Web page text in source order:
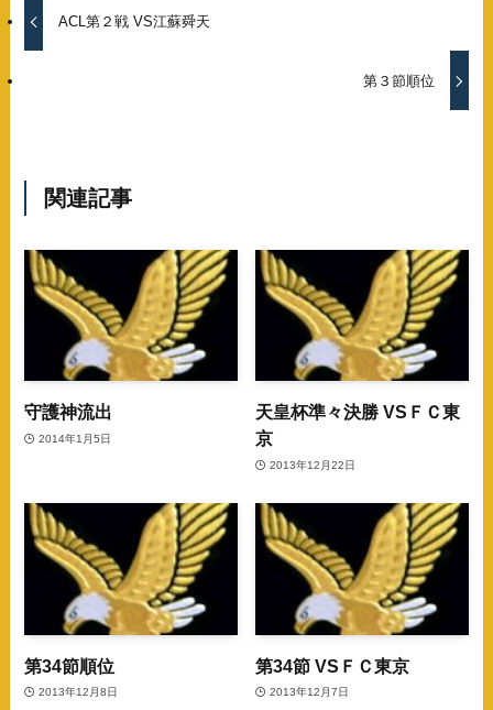
ACL第２戦 VS江蘇舜天
第３節順位
関連記事
守護神流出
2014年1月5日
天皇杯準々決勝 VSＦＣ東
京
2013年12月22日
第34節順位
2013年12月8日
第34節 VSＦＣ東京
2013年12月7日